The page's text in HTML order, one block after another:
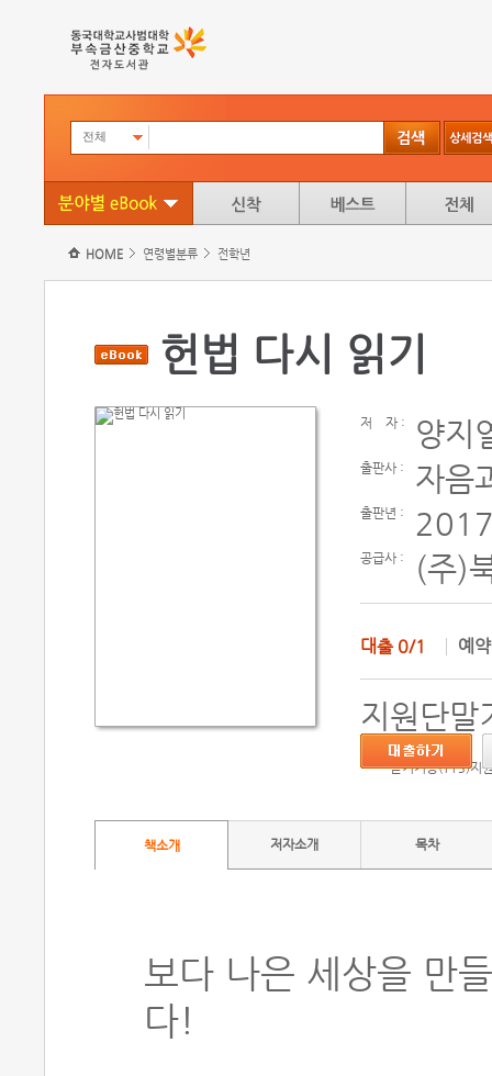
전체
HOME 연령별분류 전학년
헌법 다시 읽기
저 자 : 양지
출판사 : 자음
출판년 :
공급사 : (주)
대출 0/1 예
지원단말
듣기기능(TTS)지
책소개 저자소개 목차
보다 나은 세상을 만
다!